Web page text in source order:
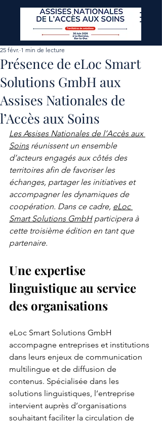
Présence de eLoc Smart
Solutions GmbH aux
Assises Nationales de
l’Accès aux Soins
25 févr. 1 min de lecture
Les Assises Nationales de l’Accès aux
Soins réunissent un ensemble
d’acteurs engagés aux côtés des
territoires afin de favoriser les
échanges, partager les initiatives et
accompagner les dynamiques de
coopération. Dans ce cadre, eLoc
Smart Solutions GmbH participera à
cette troisième édition en tant que
partenaire.
Une expertise
linguistique au service
des organisations
eLoc Smart Solutions GmbH
accompagne entreprises et institutions
dans leurs enjeux de communication
multilingue et de diffusion de
contenus. Spécialisée dans les
solutions linguistiques, l’entreprise
intervient auprès d’organisations
souhaitant faciliter la circulation de